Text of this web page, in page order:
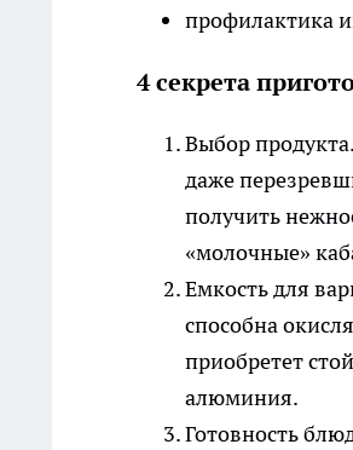
профилактика
4 секрета
Выбор продукта
даже
получить
«молочные»
Емкость для
способна
приобретет
алюминия.
Готовность